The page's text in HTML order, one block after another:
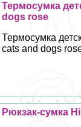
Термосумка
dogs rose
Термосумка
cats and dogs
Рюкзак-сумка